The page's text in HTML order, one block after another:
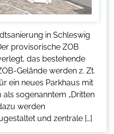
in Schleswig
provisorische ZOB
das bestehende
Gelände werden z. Zt.
ein neues Parkhaus mit
sogenanntem „Dritten
werden
und zentrale […]